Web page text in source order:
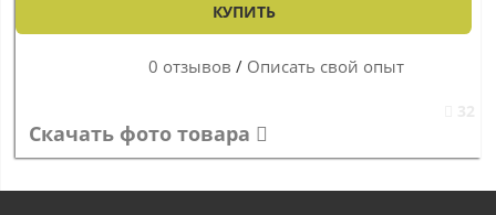
КУПИТЬ
0 отзывов / Описать свой опыт
Скачать фото товара